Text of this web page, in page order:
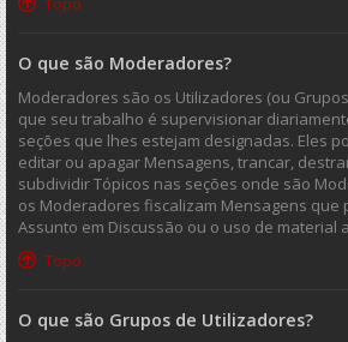
O que são Moderadores?
Moderadores são os Utilizadores (ou
que seu trabalho é supervisionar
seções que lhes estejam designadas. Eles
editar ou apagar Mensagens, trancar,
subdividir Tópicos nas seções onde são
os Moderadores fiscalizam Mensagens que
Assunto em Discussão ou o uso de material
Topo
O que são Grupos de Utilizadores?